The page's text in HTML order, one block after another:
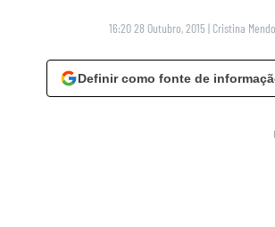
16:20 28 Outubro, 2015 | Cristina
Definir como fonte de